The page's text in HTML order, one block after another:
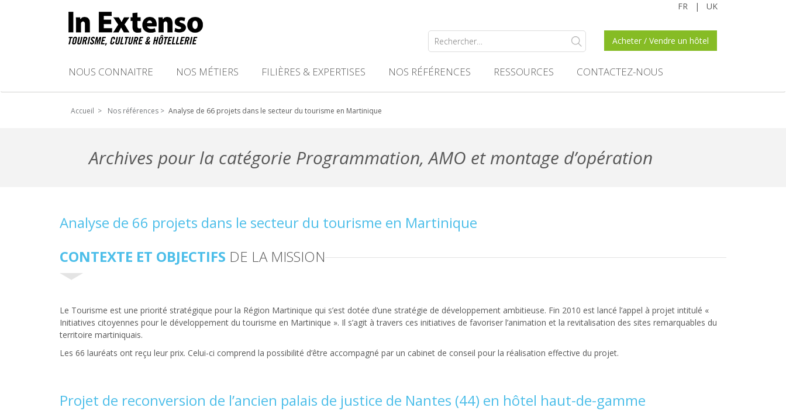
UK
|
FR
Acheter / Vendre un hôtel
Rechercher :
NOUS CONNAITRE NOS MÉTIERS FILIÈRES & EXPERTISES NOS RÉFÉRENCES RESSOURCES CONTACTEZ-NOUS
Accueil > Nos références > Analyse de 66 projets dans le secteur du tourisme en Martinique
Archives pour la catégorie Programmation, AMO et montage d’opération
Analyse de 66 projets dans le secteur du tourisme en Martinique
CONTEXTE ET OBJECTIFS DE LA MISSION
Le Tourisme est une priorité stratégique pour la Région Martinique qui s’est dotée d’une stratégie de développement ambitieuse. Fin 2010 est lancé l’appel à projet intitulé «
Initiatives citoyennes pour le développement du tourisme en Martinique ». Il s’agit à travers ces initiatives de favoriser l’animation et la revitalisation des sites remarquables du
territoire martiniquais.
Les 66 lauréats ont reçu leur prix. Celui-ci comprend la possibilité d’être accompagné par un cabinet de conseil pour la réalisation effective du projet.
Projet de reconversion de l’ancien palais de justice de Nantes (44) en hôtel haut-de-gamme